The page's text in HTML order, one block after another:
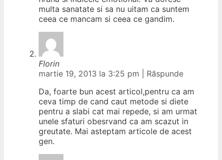
multa sanatate si sa nu uitam ca suntem
ceea ce mancam si ceea ce gandim.
Florin
martie 19, 2013 la 3:25 pm
Răspunde
Da, foarte bun acest articol,pentru ca am
ceva timp de cand caut metode si diete
pentru a slabi cat mai repede, si am urmat
unele sfaturi obesrvand ca am scazut in
greutate. Mai asteptam articole de acest
gen.